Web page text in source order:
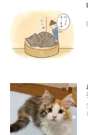
@saku212yoru
また、別の投稿では、
じといい、一点を見つめ